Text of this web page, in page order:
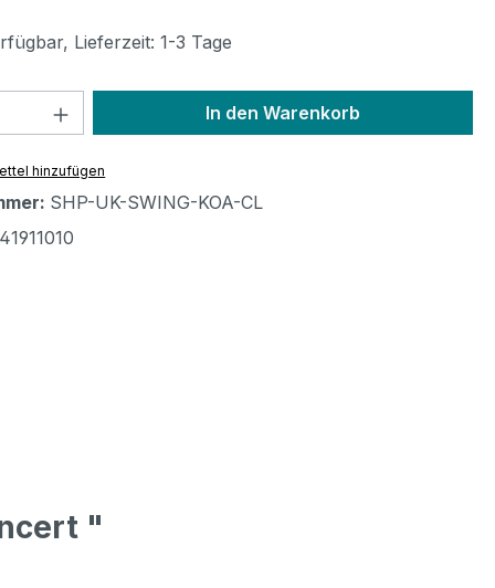
Lieferzeit: 1-3 Tage
Anzahl: Gib den gewünschten Wert
In den Warenkorb
hinzufügen
SHP-UK-SWING-KOA-CL
"